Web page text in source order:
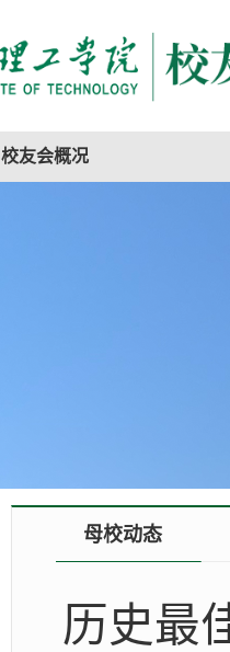
校友会概况
母校动态
历史最